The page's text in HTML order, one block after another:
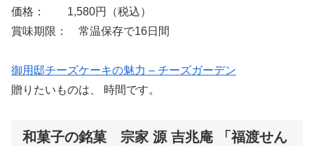
価格： 1,580円（税込）
賞味期限： 常温保存で16日間
御用邸チーズケーキの魅力 – チーズガーデン
贈りたいものは、 時間です。
和菓子の銘菓 宗家 源 吉兆庵 「福渡せん